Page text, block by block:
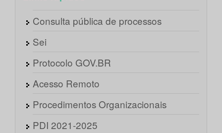
Consulta pública de processos
Sei
Protocolo GOV.BR
Acesso Remoto
Procedimentos Organizacionais
PDI 2021-2025